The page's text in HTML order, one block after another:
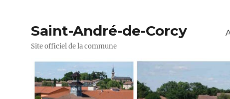
Saint-André-de-Corcy
Site officiel de la commune